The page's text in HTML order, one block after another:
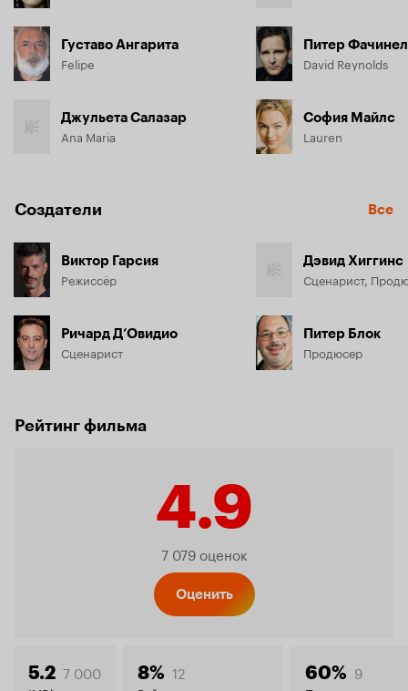
Густаво Ангарита
Felipe
Джульета Салазар
Ana Maria
Питер
David Reynolds
София Майлс
Lauren
Создатели Все
Виктор Гарсия
Режиссёр
Ричард Д’Овидио
Сценарист
Дэвид Хиггинс
Сценарист,
Питер Блок
Продюсер
Рейтинг фильма
4.9
Рейтинг
7 079 оценок
Оценить
5.2 7 000 8% 12 60% 9